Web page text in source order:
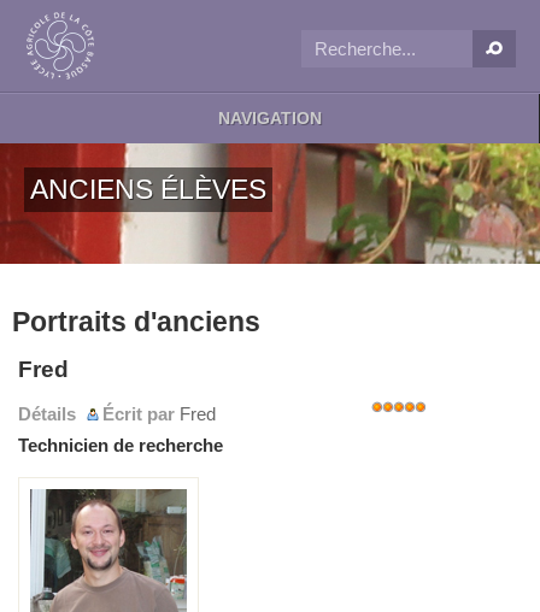
NAVIGATION
ANCIENS ÉLÈVES
Portraits d'anciens
Fred
Détails Écrit par Fred
utilisateur:5 /5
Technicien de recherche